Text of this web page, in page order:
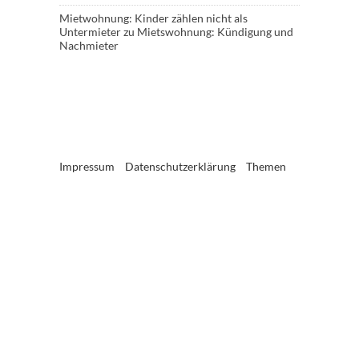
Mietwohnung: Kinder zählen nicht als
Untermieterzu Mietswohnung: Kündigung und
Nachmieter
Impressum Datenschutzerklärung Themen